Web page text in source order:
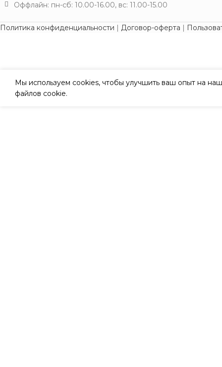
Оффлайн: пн-сб: 10.00-16.00, вс: 11.00-15.00
Политика конфиденциальности | Договор-оферта |
Мы используем cookies, чтобы улучшить ваш опыт на
файлов cookie.